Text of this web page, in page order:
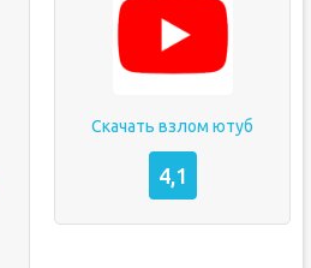
Скачать взлом ютуб
4,1